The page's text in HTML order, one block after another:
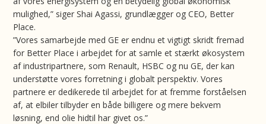
mulighed,” siger Shai Agassi, grundlægger og CEO, Better
Place.
”Vores samarbejde med GE er endnu et vigtigt skridt fremad
for Better Place i arbejdet for at samle et stærkt økosystem
af industripartnere, som Renault, HSBC og nu GE, der kan
understøtte vores forretning i globalt perspektiv. Vores
partnere er dedikerede til arbejdet for at fremme forståelsen
af, at elbiler tilbyder en både billigere og mere bekvem
løsning, end olie hidtil har givet os.”